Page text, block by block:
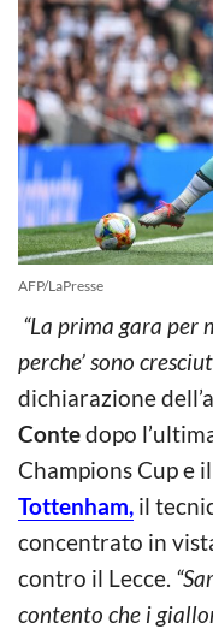
AFP/LaPresse
“La prima gara per
perche’ sono
dichiarazione
Contedopo
Champions Cup e il
Tottenham, il
concentrato in
contro il Lecce.
contento che i